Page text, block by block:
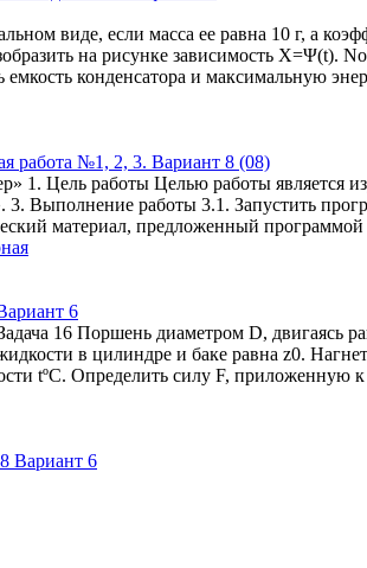
виде, если масса ее равна 10 г, а
на рисунке зависимость Х=Ψ(t).
конденсатора и максимальную
работа №1, 2, 3. Вариант 8 (08)
1. Цель работы Целью работы является
Выполнение работы 3.1. Запустить
материал, предложенный программой
6
16 Поршень диаметром D, двигаясь
в цилиндре и баке равна z0.
tºС. Определить силу F, приложенную